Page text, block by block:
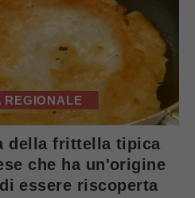
REGIONALE
della frittella tipica
che ha un'origine
essere riscoperta